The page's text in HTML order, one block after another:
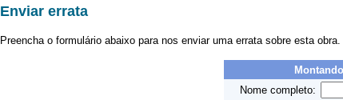
Enviar errata
Preencha o formulário abaixo para nos enviar uma errata sobre esta obra.
Nome completo: